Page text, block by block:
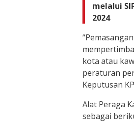
melalui
2024
kota atau
peraturan
Keputusan
Alat Peraga
sebagai